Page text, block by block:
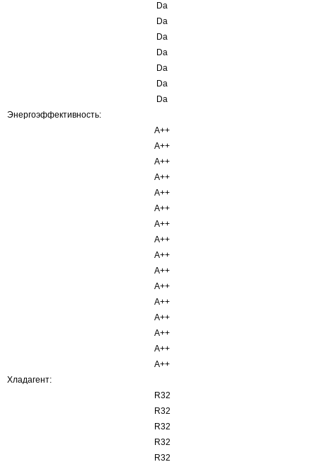
Da
Da
Da
Da
Da
Da
Da
Энергоэффективность:
A++
A++
A++
A++
A++
A++
A++
A++
A++
A++
A++
A++
A++
A++
A++
A++
Хладагент:
R32
R32
R32
R32
R32